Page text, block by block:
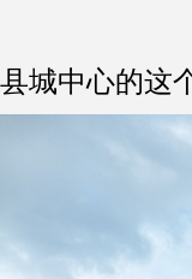
县城中心的这